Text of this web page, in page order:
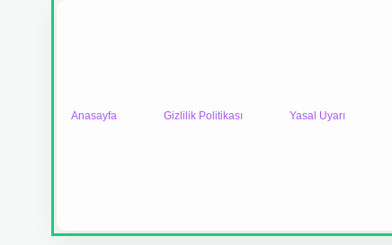
Anasayfa Gizlilik Politikası Yasal Uyarı